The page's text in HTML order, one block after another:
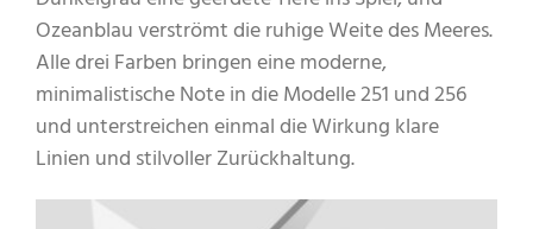
Ozeanblau verströmt die ruhige Weite des Meeres.
Alle drei Farben bringen eine moderne,
minimalistische Note in die Modelle 251 und 256
und unterstreichen einmal die Wirkung klare
Linien und stilvoller Zurückhaltung.